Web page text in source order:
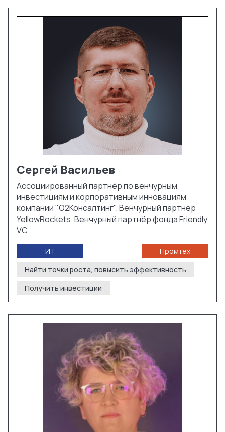
Сергей Васильев
Ассоциированный партнёр по венчурным
инвестициям и корпоративным инновациям
компании "О2Консалтинг". Венчурный партнёр
YellowRockets. Венчурный партнёр фонда Friendly
VC
ИТ
Промтех
Найти точки роста, повысить эффективность
Получить инвестиции